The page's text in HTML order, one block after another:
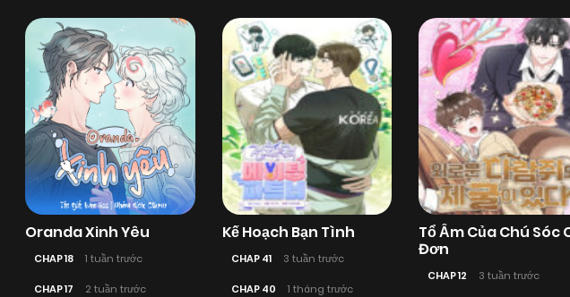
Oranda Xinh Yêu
CHAP 18 1 tuần trước
CHAP 17 2 tuần trước
Kế Hoạch Bạn Tình
CHAP 41 3 tuần trước
CHAP 40 1 tháng trước
Tổ Ấm Của Chú Sóc
Đơn
CHAP 12 3 tuần trước